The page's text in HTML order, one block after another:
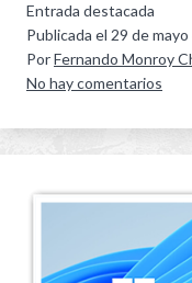
Entrada destacada
Publicada el 29 de
PorFernando Monroy
No hay comentarios